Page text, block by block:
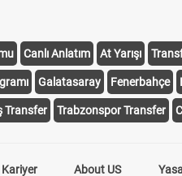
Canlı Anlatım At Yarışı
Galatasaray Fenerbahçe
Transfer Trabzonspor Transfer
Kariyer About US